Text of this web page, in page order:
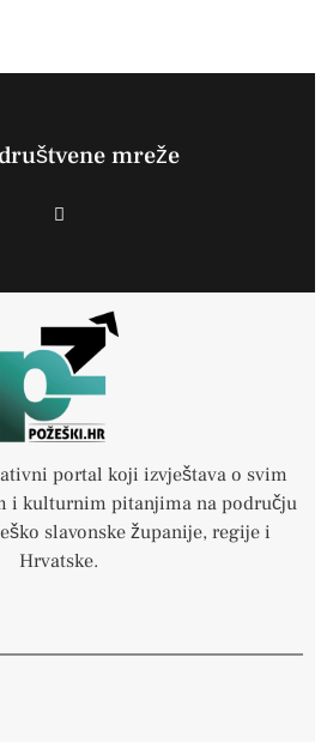
mreže
F
a
o
k
-
portal koji izvještava o svim
i kulturnim pitanjima na području
slavonske županije, regije i
Hrvatske.